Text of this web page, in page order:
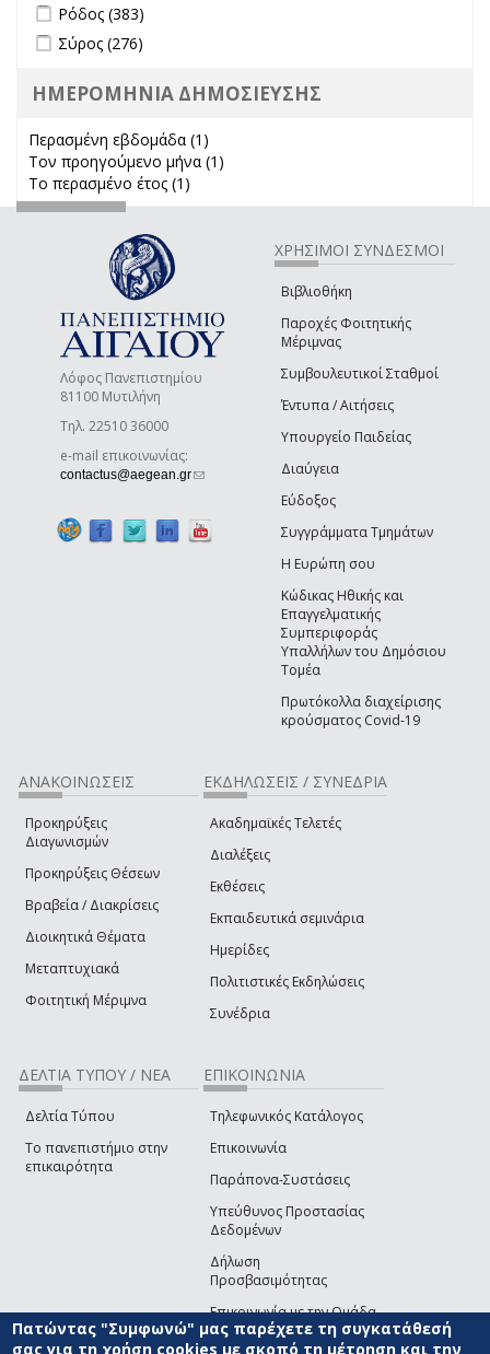
Apply Ρόδος filter
Ρόδος (383)
Apply Σύρος filter
Σύρος (276)
ΗΜΕΡΟΜΗΝΙΑ ΔΗΜΟΣΙΕΥΣΗΣ
Περασμένη εβδομάδα (1)
Τον προηγούμενο μήνα (1)
Το περασμένο έτος (1)
Λόφος Πανεπιστημίου
81100 Μυτιλήνη
Τηλ. 22510 36000
e-mail επικοινωνίας:
contactus@aegean.gr(link sends e-mail)
ΧΡΗΣΙΜΟΙ ΣΥΝΔΕΣΜΟΙ
Βιβλιοθήκη
Παροχές Φοιτητικής
Μέριμνας
Συμβουλευτικοί Σταθμοί
Έντυπα / Αιτήσεις
Υπουργείο Παιδείας
Διαύγεια
Εύδοξος
Συγγράμματα Τμημάτων
Η Ευρώπη σου
Κώδικας Ηθικής και
Επαγγελματικής
Συμπεριφοράς
Υπαλλήλων του Δημόσιου
Τομέα
Πρωτόκολλα διαχείρισης
κρούσματος Covid-19
ΑΝΑΚΟΙΝΩΣΕΙΣ
Προκηρύξεις
Διαγωνισμών
Προκηρύξεις Θέσεων
Βραβεία / Διακρίσεις
Διοικητικά Θέματα
Μεταπτυχιακά
Φοιτητική Μέριμνα
ΕΚΔΗΛΩΣΕΙΣ / ΣΥΝΕΔΡΙΑ
Ακαδημαϊκές Τελετές
Διαλέξεις
Εκθέσεις
Εκπαιδευτικά σεμινάρια
Ημερίδες
Πολιτιστικές Εκδηλώσεις
Συνέδρια
ΔΕΛΤΙΑ ΤΥΠΟΥ / ΝΕΑ
Δελτία Τύπου
Το πανεπιστήμιο στην
επικαιρότητα
ΕΠΙΚΟΙΝΩΝΙΑ
Τηλεφωνικός Κατάλογος
Επικοινωνία
Παράπονα-Συστάσεις
Υπεύθυνος Προστασίας
Δεδομένων
Δήλωση
Προσβασιμότητας
Επικοινωνία με την Ομάδα
Ανάπτυξης του site(link sends e-mail)
Πατώντας "Συμφωνώ" μας παρέχετε τη συγκατάθεσή
σας για τη χρήση cookies με σκοπό τη μέτρηση και την